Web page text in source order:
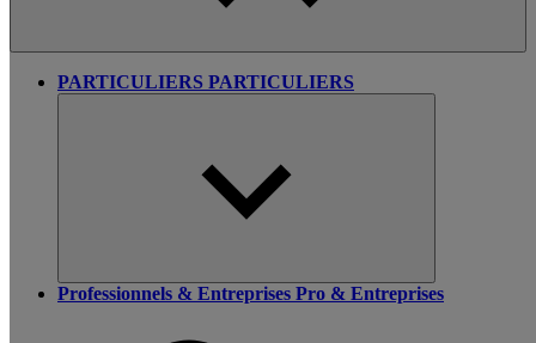
PARTICULIERS PARTICULIERS
Professionnels & Entreprises Pro & Entreprises